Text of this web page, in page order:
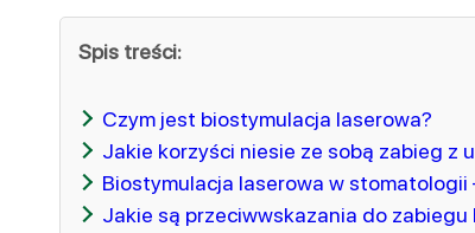
Spis treści:
Czym jest biostymulacja laserowa?
Jakie korzyści niesie ze sobą zabieg z
Biostymulacja laserowa w stomatologii
Jakie są przeciwwskazania do